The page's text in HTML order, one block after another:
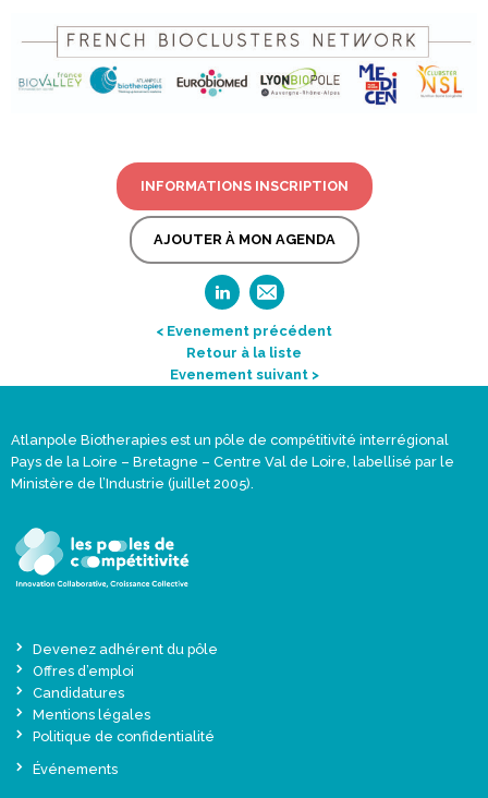
INFORMATIONS INSCRIPTION
AJOUTER À MON AGENDA
< Evenement précédent
Retour à la liste
Evenement suivant >
Atlanpole Biotherapies est un pôle de compétitivité interrégional
Pays de la Loire – Bretagne – Centre Val de Loire, labellisé par le
Ministère de l’Industrie (juillet 2005).
Devenez adhérent du pôle
Offres d’emploi
Candidatures
Mentions légales
Politique de confidentialité
Événements